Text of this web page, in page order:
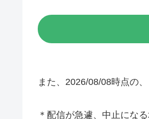
また、2026/08/08時点の
＊配信が急遽、中止にな